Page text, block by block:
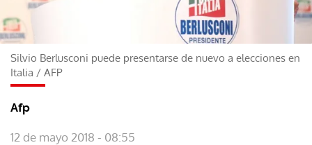
Silvio Berlusconi puede presentarse de nuevo a elecciones en
Italia / AFP
Afp
12 de mayo 2018 - 08:55